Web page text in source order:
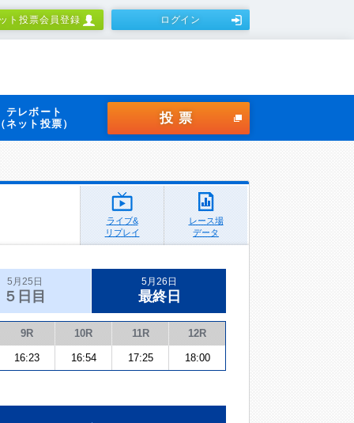
ト投票会員登録 ログイン
テレボート
ネット投票）
投票
ライブ&
リプレイ
レース場
データ
5月25日
５日目
5月26日
最終日
9R 10R 11R 12R
16:23 16:54 17:25 18:00